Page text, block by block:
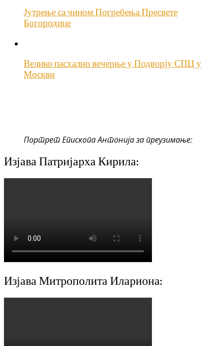
Јутрење са чином Погребења Пресвете
Богородице
Велико пасхално вечерње у Подворју СПЦ у
Москви
Портрет Епископа Антонија за преузимање:
Изјава Патријарха Кирила:
Изјава Митрополита Илариона: